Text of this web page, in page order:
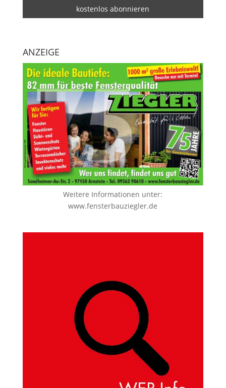
ANZEIGE
Weitere Informationen unter:
www.fensterbauziegler.de